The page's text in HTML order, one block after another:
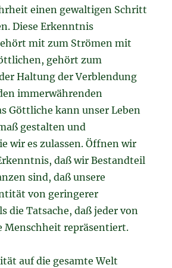
einen gewaltigen Schritt
Diese Erkenntnis
mit zum Strömen mit
gehört zum
Haltung der Verblendung
immerwährenden
Göttliche kann unser Leben
gestalten und
wir es zulassen. Öffnen wir
daß wir Bestandteil
sind, daß unsere
von geringerer
die Tatsache, daß jeder von
Menschheit repräsentiert.
auf die gesamte Welt